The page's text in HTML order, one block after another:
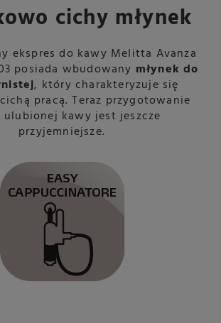
cichy młynek
ekspres do kawy Melitta Avanza
posiada wbudowany młynek do
, który charakteryzuje się
pracą. Teraz przygotowanie
ulubionej kawy jest jeszcze
przyjemniejsze.